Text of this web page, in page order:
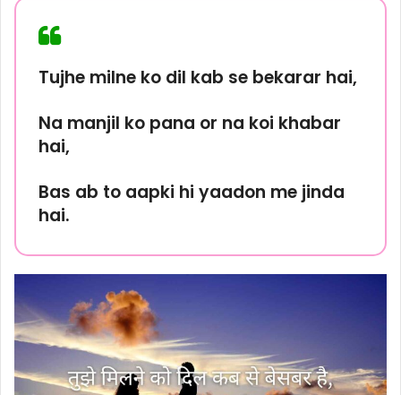
Tujhe milne ko dil kab se bekarar hai,
Na manjil ko pana or na koi khabar
hai,
Bas ab to aapki hi yaadon me jinda
hai.